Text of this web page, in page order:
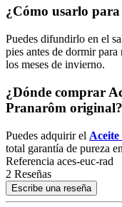
¿Cómo usarlo
Puedes difundirlo en el
pies antes de dormir
los meses de invierno.
¿Dónde comprar
Pranarôm original?
Puedes adquirir el
total garantía de pureza
Referencia aces-euc-rad
2 Reseñas
Escribe una reseña